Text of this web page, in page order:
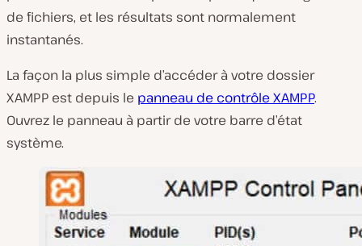
de fichiers, et les résultats sont normalement
instantanés.
La façon la plus simple d’accéder à votre dossier
XAMPP est depuis le panneau de contrôle XAMPP.
Ouvrez le panneau à partir de votre barre d’état
système.